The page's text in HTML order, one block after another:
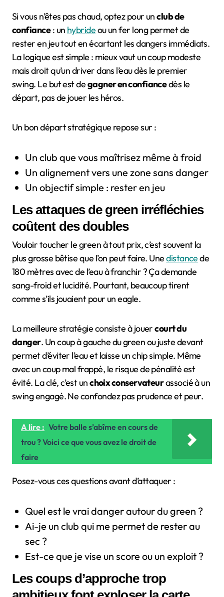
Si vous n’êtes pas chaud, optez pour unclub de
confiance: un hybrideou un fer long permet de
rester en jeu tout en écartant les dangers immédiats.
La logique est simple : mieux vaut un coup modeste
mais droit qu’un driver dans l’eau dès le premier
swing. Le but est degagner en confiancedès le
départ, pas de jouer les héros.
Un bon départ stratégique repose sur :
Un club que vous maîtrisez même à froid
Un alignement vers une zone sans danger
Un objectif simple : rester en jeu
Les attaques de green irréfléchies
coûtent des doubles
Vouloir toucher le green à tout prix, c’est souvent la
plus grosse bêtise que l’on peut faire. Unedistancede
180 mètres avec de l’eau à franchir ? Ça demande
sang-froid et lucidité. Pourtant, beaucoup tirent
comme s’ils jouaient pour un eagle.
La meilleure stratégie consiste à jouercourt du
danger. Un coup à gauche du green ou juste devant
permet d’éviter l’eau et laisse un chip simple. Même
avec un coup mal frappé, le risque de pénalité est
évité. La clé, c’est unchoix conservateurassocié à un
swing engagé. Ne confondez pas prudence et peur.
A lire : Votre balle s’abîme en cours de
trou ? Voici ce que vous avez le droit de
faire
Posez-vous ces questions avant d’attaquer :
Quel est le vrai danger autour du green ?
Ai-je un club qui me permet de rester au
sec ?
Est-ce que je vise un score ou un exploit ?
Les coups d’approche trop